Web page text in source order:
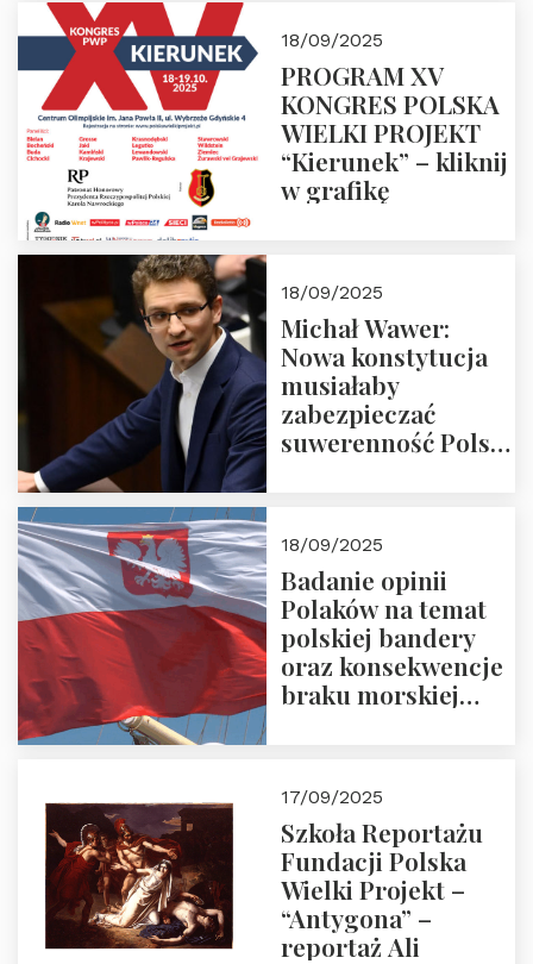
18/09/2025
PROGRAM XV
KONGRES POLSKA
WIELKI PROJEKT
“Kierunek” – kliknij
w grafikę
18/09/2025
Michał Wawer:
Nowa konstytucja
musiałaby
zabezpieczać
suwerenność Polski
18/09/2025
Badanie opinii
Polaków na temat
polskiej bandery
oraz konsekwencje
braku morskiej
17/09/2025
Szkoła Reportażu
Fundacji Polska
Wielki Projekt –
“Antygona” –
reportaż Ali